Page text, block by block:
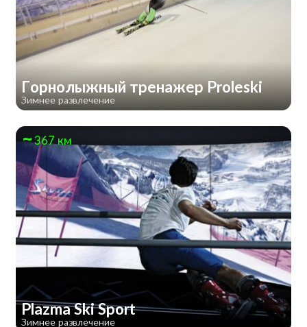
Горнолыжный тренажер Proleski
Зимнее развлечение
367 км
Plazma Ski Sport
Зимнее развлечение